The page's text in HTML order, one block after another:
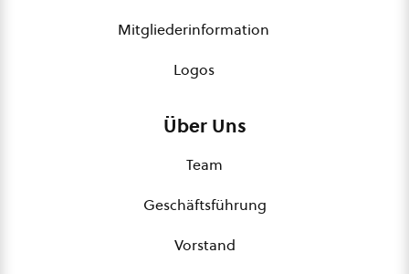
Mitgliederinformation
Logos
Über Uns
Team
Geschäftsführung
Vorstand